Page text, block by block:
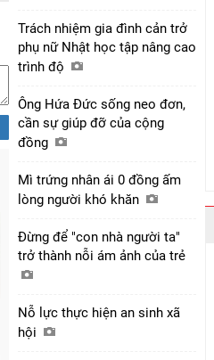
Trách nhiệm gia đình cản trở
phụ nữ Nhật học tập nâng cao
trình độ
Ông Hứa Đức sống neo đơn,
cần sự giúp đỡ của cộng
đồng
Mì trứng nhân ái 0 đồng ấm
lòng người khó khăn
Đừng để "con nhà người ta"
trở thành nỗi ám ảnh của trẻ
Nỗ lực thực hiện an sinh xã
hội